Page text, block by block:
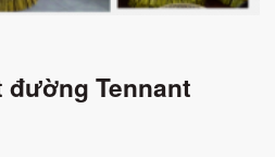
đường Tennant